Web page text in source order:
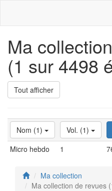
Ma
(1 sur 4498
Tout afficher
Nom (1) Vol. (1)
Micro hebdo
1
Ma collection
Ma collection de revues